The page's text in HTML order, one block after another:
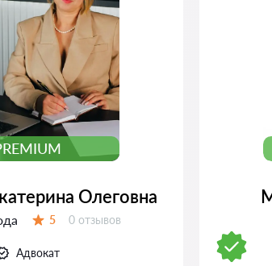
Олеговна
5 Отзывов:
0 отзывов
Адвокат